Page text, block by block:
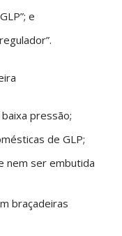
e
pressão;
de GLP;
nem ser embutida
braçadeiras